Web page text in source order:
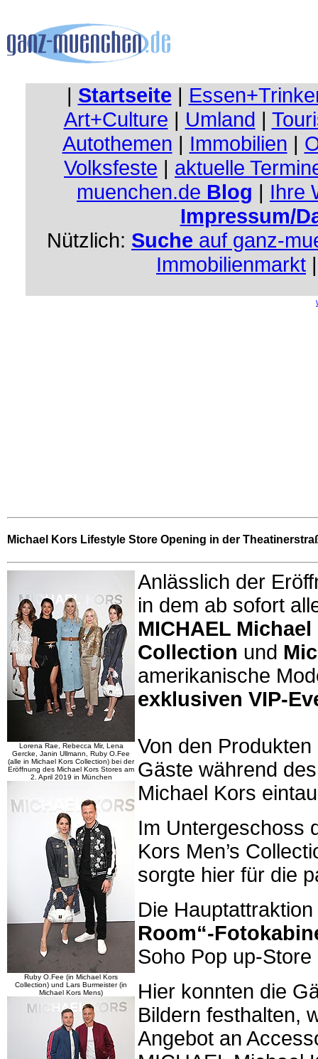
| Startseite |
Art+Culture | Umland |
Autothemen | Immobilien |
Volksfeste | aktuelle
muenchen.de Blog | Ihre
Impressum/
Nützlich: Suche auf ganz-
Immobilienmarkt
Michael Kors Lifestyle Store Opening in der
Lorena Rae, Rebecca Mir, Lena
Gercke, Janin Ullmann, Ruby O.Fee
(alle in Michael Kors Collection) bei der
Eröffnung des Michael Kors Stores am
2. April 2019 in München
Ruby O.Fee (in Michael Kors
Collection) und Lars Burmeister (in
Michael Kors Mens)
Anlässlich der
in dem ab sofort
MICHAEL
Collection und
amerikanische
exklusiven VIP-
Von den
Gäste während
Michael Kors
Im Untergeschoss
Kors Men’s
sorgte hier für die
Die
Room“-
Soho Pop up-
Hier konnten die
Bildern festhalten,
Angebot an